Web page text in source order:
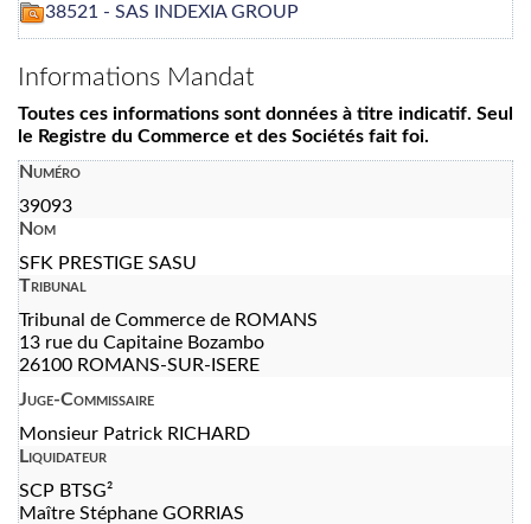
38521 - SAS INDEXIA GROUP
Informations Mandat
Toutes ces informations sont données à titre indicatif. Seul
le Registre du Commerce et des Sociétés fait foi.
Numéro
39093
Nom
SFK PRESTIGE SASU
Tribunal
Tribunal de Commerce de ROMANS
13 rue du Capitaine Bozambo
26100 ROMANS-SUR-ISERE
Juge-Commissaire
Monsieur Patrick RICHARD
Liquidateur
SCP BTSG²
Maître Stéphane GORRIAS